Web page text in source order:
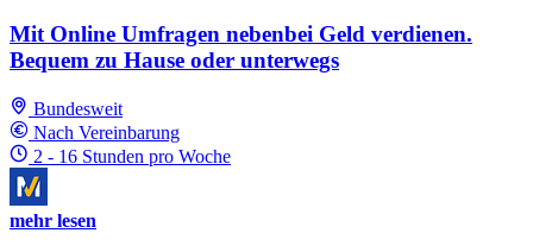
Mit Online Umfragen nebenbei Geld verdienen.
Bequem zu Hause oder unterwegs
Bundesweit
Nach Vereinbarung
2 - 16 Stunden pro Woche
mehr lesen